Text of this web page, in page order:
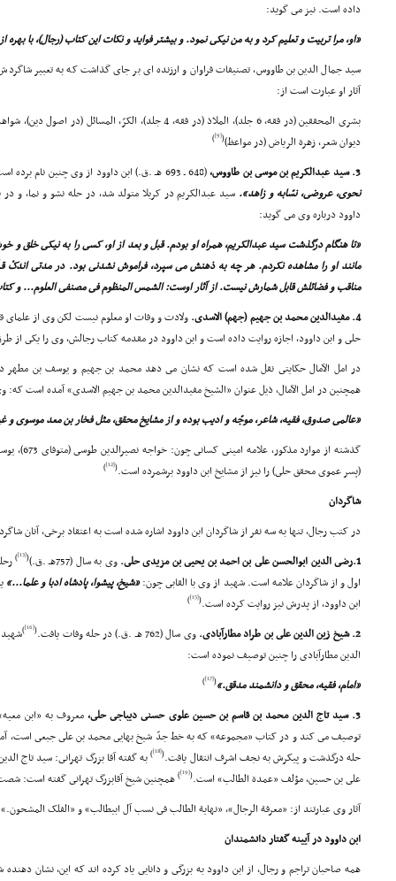
داده است. نیز مى گوید:
«او، مرا تربیت و تعلیم کرد و به من نیکى نمود. و بیشتر فواید و نکات این کتاب (رجال)، با
سید جمال الدین بن طاووس، تصنیفات فراوان و ارزنده اى بر جاى گذاشت که به تعبیر
آثار او عبارت است از:
دیوان شعر، زهرة الریاض (در مواعظ)(
[9]
)
3. سید عبدالکریم بن موسى بن طاووس،
(648 ـ 693 هـ .ق.) ابن داوود از وى چنین نام برده است:
نحوى، عروضى، نسّابه و زاهد». سید عبدالکریم در کربلا متولد شد، در حله نشو و نما، و
داوود درباره وى مى گوید:
«تا هنگام درگذشت سید عبدالکریم، همراه او بودم. قبل و بعد از او، کسى را به نیکى خلق
مناقب و فضائلش قابل شمارش نیست. از آثار اوست: الشمس المنظوم فى مصنفى العلوم... و
4. مفیدالدین محمد بن جهیم (جهم) الاسدى.
ولادت و وفات او معلوم نیست لکن وى از
حلى و ابن داوود، اجازه روایت داده است و ابن داوود در مقدمه کتاب رجالش، وى را یکى از
در امل الآمال حکایتى نقل شده است که نشان مى دهد محمد بن جهیم و یوسف بن مطهر در
همچنین در امل الآمال، ذیل عنوان «الشیخ مفیدالدین محمد بن جهیم الاسدى» آمده است که:
«عالمى صدوق، فقیه، شاعر، موجّه و ادیب بوده و از مشایخ محقق، مثل فخار بن معد موسوى و
گذشته از
(پسر عموى محقق حلى) را نیز از مشایخ ابن داوود برشمرده است.(
[12]
)
شاگردان
در کتب رجال، تنها به سه نفر از شاگردان ابن داوود اشاره شده است به اعتقاد برخى، آنان
1.رضى الدین ابوالحسن على بن احمد بن یحیى بن مزیدى حلى.
وى به سال (757هـ .ق.) (
[13]
)
اول و از شاگردان علامه است. شهید از وى با القابى چون:«شیخ، پیشوا، پادشاه ادبا و علما...»
ابن داوود، از پدرش نیز روایت کرده است.(
[15]
)
2. شیخ زین الدین على بن طراد مطارآبادى. وى سال (762 هـ .ق.) در حله وفات یافت. (
[16]
)شهید
الدین مطارآبادى را چنین توصیف نموده است:
«امام، فقیه، محقق و دانشمند مدقق.»(
[17]
)
3. سید تاج الدین محمد بن قاسم بن حسین علوى حسنى دیباجى حلى، معروف به «ابن
حله درگذشت و پیکرش به نجف اشرف انتقال یافت.(
[18]
)به گفته آقا بزرگ تهرانى: سید تاج
على بن حسین، مؤلف «عمدة الطالب» است.(
[19]
)همچنین شیخ آقابزرگ تهرانى گفته است:
آثار وى عبارتند از: «معرفة الرجال»، «نهایة الطالب فى نسب آل ابیطالب» و «الفلک المشحون.»
ابن داوود در آیینه گفتار دانشمندان
همه صاحبان تراجم و رجال، از ابن داوود به بزرگى و دانایى یاد کرده اند که این، نشان